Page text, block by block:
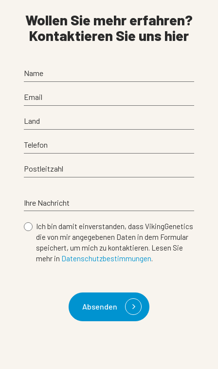
Wollen Sie mehr erfahren?
Kontaktieren Sie uns hier
Name
Email
Land
Telefon
Postleitzahl
Ihre Nachricht
Ich bin damit einverstanden, dass VikingGenetics
die von mir angegebenen Daten in dem Formular
speichert, um mich zu kontaktieren. Lesen Sie
mehr in Datenschutzbestimmungen.
Absenden